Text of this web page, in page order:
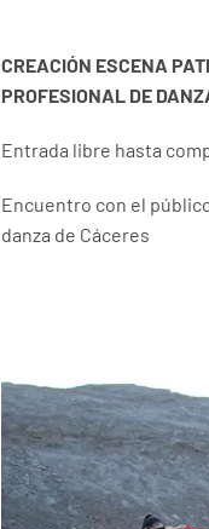
CREACIÓN ESCENA
PROFESIONAL DE
Entrada libre hasta
Encuentro con el
danza de Cáceres